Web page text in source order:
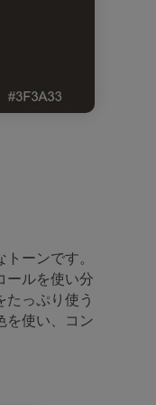
ーンです。
ールを使い分
っぷり使う
を使い、コン